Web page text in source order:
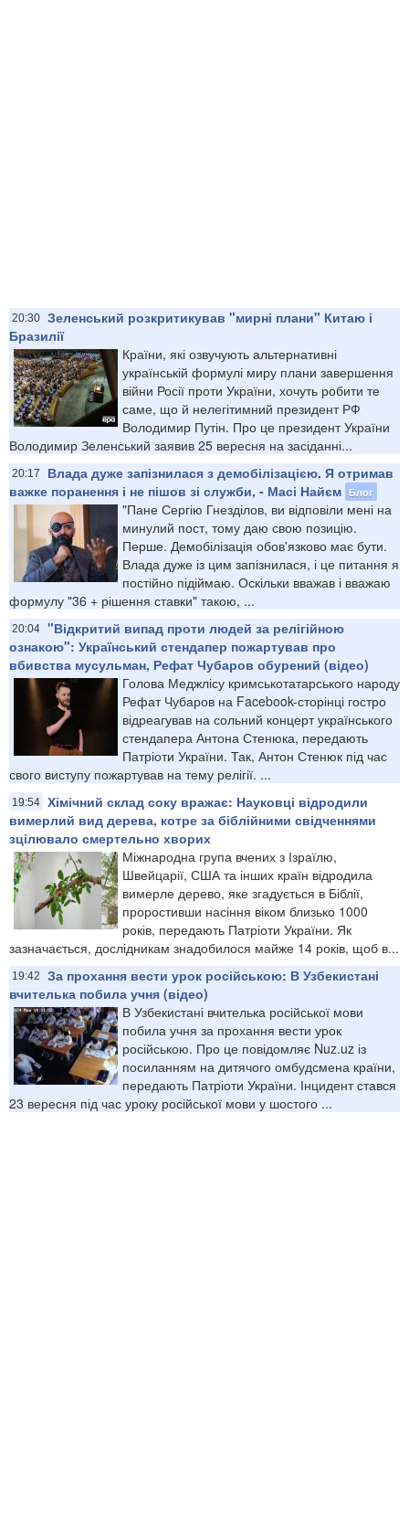
20:30 Зеленський розкритикував "мирні плани" Китаю і
Бразилії
Країни, які озвучують альтернативні
українській формулі миру плани завершення
війни Росії проти України, хочуть робити те
саме, що й нелегітимний президент РФ
Володимир Путін. Про це президент України
Володимир Зеленський заявив 25 вересня на засіданні...
20:17
Влада дуже запізнилася з демобілізацією. Я отримав
важке поранення і не пішов зі служби, - Масі Найєм Блог
"Пане Сергію Гнезділов, ви відповіли мені на
минулий пост, тому даю свою позицію.
Перше. Демобілізація обов'язково має бути.
Влада дуже із цим запізнилася, і це питання я
постійно підіймаю. Оскільки вважав і вважаю
формулу "36 + рішення ставки" такою, ...
20:04 "Відкритий випад проти людей за релігійною
ознакою": Український стендапер пожартував про
вбивства мусульман, Рефат Чубаров обурений (відео)
Голова Меджлісу кримськотатарського народу
Рефат Чубаров на Facebook-сторінці гостро
відреагував на сольний концерт українського
стендапера Антона Стенюка, передають
Патріоти України. Так, Антон Стенюк під час
свого виступу пожартував на тему релігії. ...
19:54 Хімічний склад соку вражає: Науковці відродили
вимерлий вид дерева, котре за біблійними свідченнями
зцілювало смертельно хворих
Міжнародна група вчених з Ізраїлю,
Швейцарії, США та інших країн відродила
вимерле дерево, яке згадується в Біблії,
проростивши насіння віком близько 1000
років, передають Патріоти України. Як
зазначається, дослідникам знадобилося майже 14 років, щоб в...
19:42
За прохання вести урок російською: В Узбекистані
вчителька побила учня (відео)
В Узбекистані вчителька російської мови
побила учня за прохання вести урок
російською. Про це повідомляє Nuz.uz із
посиланням на дитячого омбудсмена країни,
передають Патріоти України. Інцидент стався
23 вересня під час уроку російської мови у шостого ...